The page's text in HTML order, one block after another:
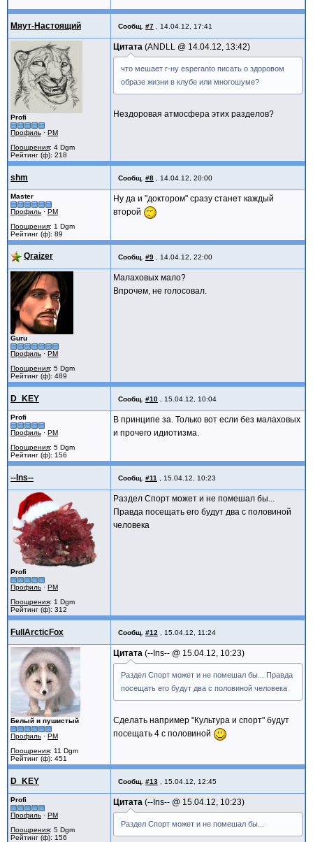
Мяут-Настоящий Сообщ. #7 14.04.12, 17:41
Profi
Профиль · PM
Поощрения: 4 Dgm
Рейтинг (ф): 218
Цитата ANDLL @ 14.04.12, 13:42
что мешает г-ну esperanto писать о здоровом
образе жизни в клубе или многошуме?
Нездоровая атмосфера этих разделов?
shm Сообщ. #8 14.04.12, 20:00
Master
Профиль · PM
Поощрения: 1 Dgm
Рейтинг (ф): 89
Ну да и "доктором" сразу станет каждый
второй
Qraizer Сообщ. #9 14.04.12, 22:00
Guru
Профиль · PM
Поощрения: 5 Dgm
Рейтинг (ф): 489
Малаховых мало?
Впрочем, не голосовал.
D_KEY Сообщ. #10 15.04.12, 10:04
Profi
Профиль · PM
Поощрения: 5 Dgm
Рейтинг (ф): 156
В принципе за. Только вот если без малаховых
и прочего идиотизма.
--Ins-- Сообщ. #11 15.04.12, 10:23
Profi
Профиль · PM
Поощрения: 1 Dgm
Рейтинг (ф): 312
Раздел Спорт может и не помешал бы...
Правда посещать его будут два с половиной
человека
FullArcticFox Сообщ. #12 15.04.12, 11:24
Белый и пушистый
Профиль · PM
Поощрения: 11 Dgm
Рейтинг (ф): 451
Цитата --Ins-- @ 15.04.12, 10:23
Раздел Спорт может и не помешал бы... Правда
посещать его будут два с половиной человека
Сделать например "Культура и спорт" будут
посещать 4 с половиной
D_KEY Сообщ. #13 15.04.12, 12:45
Profi
Профиль · PM
Поощрения: 5 Dgm
Рейтинг (ф): 156
Цитата --Ins-- @ 15.04.12, 10:23
Раздел Спорт может и не помешал бы...